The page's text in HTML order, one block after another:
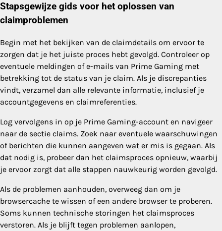
Stapsgewijze gids voor het oplossen van
claimproblemen
Begin met het bekijken van de claimdetails om ervoor te
zorgen dat je het juiste proces hebt gevolgd. Controleer op
eventuele meldingen of e-mails van Prime Gaming met
betrekking tot de status van je claim. Als je discrepanties
vindt, verzamel dan alle relevante informatie, inclusief je
accountgegevens en claimreferenties.
Log vervolgens in op je Prime Gaming-account en navigeer
naar de sectie claims. Zoek naar eventuele waarschuwingen
of berichten die kunnen aangeven wat er mis is gegaan. Als
dat nodig is, probeer dan het claimsproces opnieuw, waarbij
je ervoor zorgt dat alle stappen nauwkeurig worden gevolgd.
Als de problemen aanhouden, overweeg dan om je
browsercache te wissen of een andere browser te proberen.
Soms kunnen technische storingen het claimsproces
verstoren. Als je blijft tegen problemen aanlopen,